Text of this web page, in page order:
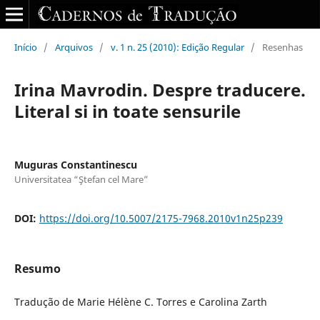
Início / Arquivos / v. 1 n. 25 (2010): Edição Regular / Resenhas
Irina Mavrodin. Despre traducere.
Literal si in toate sensurile
Muguras Constantinescu
Universitatea “Ştefan cel Mare”
DOI: https://doi.org/10.5007/2175-7968.2010v1n25p239
Resumo
Tradução de Marie Hélène C. Torres e Carolina Zarth